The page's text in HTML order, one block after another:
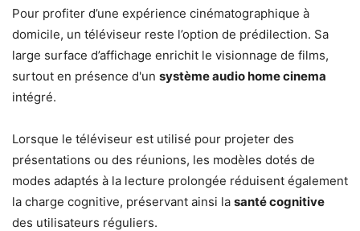
Pour profiter d’une expérience cinématographique à
domicile, un téléviseur reste l’option de prédilection. Sa
large surface d’affichage enrichit le visionnage de films,
surtout en présence d'un système audio home cinema
intégré.
Lorsque le téléviseur est utilisé pour projeter des
présentations ou des réunions, les modèles dotés de
modes adaptés à la lecture prolongée réduisent également
la charge cognitive, préservant ainsi la santé cognitive
des utilisateurs réguliers.